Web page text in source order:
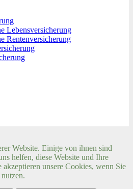
Lebensversicherung
Rentenversicherung
Website. Einige von ihnen sind
helfen, diese Website und Ihre
unsere Cookies, wenn Sie